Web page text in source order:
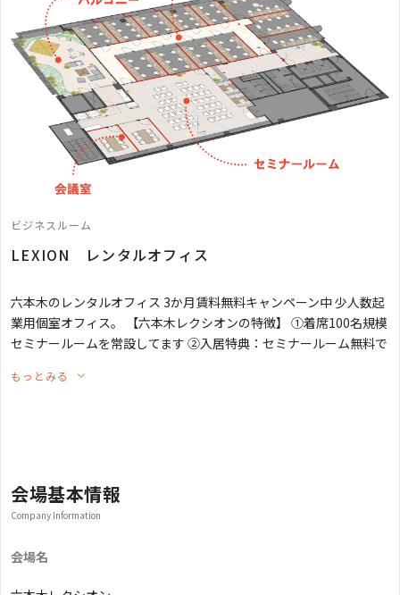
ビジネスルーム
LEXION レンタルオフィス
六本木のレンタルオフィス 3か月賃料無料キャンペーン中 少人数起
業用個室オフィス。 【六本木レクシオンの特徴】 ①着席100名規模
セミナールームを常設してます ②入居特典：セミナールーム無料で
コニー完備（共用：喫煙可能） ⑤WiFi完備、プリンターの用紙と印
もっとみる
会場基本情報
Company Information
会場名